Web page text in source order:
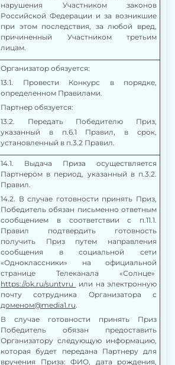
нарушения Участником законов
Российской Федерации и за возникшие
при этом последствия, за любой вред,
причиненный Участником третьим
лицам.
Организатор обязуется:
13.1. Провести Конкурс в порядке,
определенном Правилами.
Партнер обязуется:
13.2. Передать Победителю Приз,
указанный в п.6.1 Правил, в срок,
установленный в п.3.2 Правил.
14.1. Выдача Приза осуществляется
Партнером в период, указанный в п.3.2.
Правил.
14.2. В случае готовности принять Приз,
Победитель обязан письменно ответным
сообщением в соответствии с п.11.1.
Правил подтвердить готовность
получить Приз путем направления
сообщения в социальной сети
«Одноклассники» на официальной
странице Телеканала «Солнце»
https://ok.ru/suntvru
или на электронную
почту сотрудника Организатора с
доменом@media1.ru.
В случае готовности принять Приз
Победитель обязан предоставить
Организатору следующую информацию,
которая будет передана Партнеру для
вручения Приза: ФИО, дата рождения,